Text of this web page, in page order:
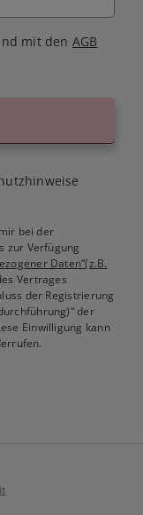
mit den AGB
bei der
zur Verfügung
Daten“(z.B.
Vertrages
der Registrierung
der
Einwilligung kann